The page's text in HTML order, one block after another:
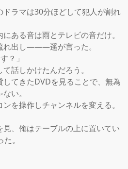
ラマは30分ほどして犯人が割れ
ある音は雨とテレビの音だけ。
れ出し―――遥が言った。
？」
話しかけたんだろう。
してきたDVDを見ることで、無為
い。
を操作しチャンネルを変える。
見、俺はテーブルの上に置いてい
。